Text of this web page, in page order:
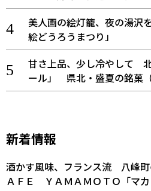
美人画の絵灯籠、夜の湯
絵どうろうまつり」
甘さ上品、少し冷やして
ール」 県北・盛夏の銘菓（
新着情報
酒かす風味、フランス流 八峰
ＡＦＥ ＹＡＭＡＭＯＴＯ「マ